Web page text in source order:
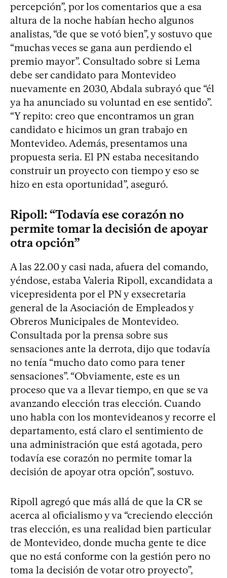
percepción”, por los comentarios que a esa
altura de la noche habían hecho algunos
analistas, “de que se votó bien”, y sostuvo que
“muchas veces se gana aun perdiendo el
premio mayor”. Consultado sobre si Lema
debe ser candidato para Montevideo
nuevamente en 2030, Abdala subrayó que “él
ya ha anunciado su voluntad en ese sentido”.
“Y repito: creo que encontramos un gran
candidato e hicimos un gran trabajo en
Montevideo. Además, presentamos una
propuesta seria. El PN estaba necesitando
construir un proyecto con tiempo y eso se
hizo en esta oportunidad”, aseguró.
Ripoll: “Todavía ese corazón no
permite tomar la decisión de apoyar
otra opción”
A las 22.00 y casi nada, afuera del comando,
yéndose, estaba Valeria Ripoll, excandidata a
vicepresidenta por el PN y exsecretaria
general de la Asociación de Empleados y
Obreros Municipales de Montevideo.
Consultada por la prensa sobre sus
sensaciones ante la derrota, dijo que todavía
no tenía “mucho dato como para tener
sensaciones”. “Obviamente, este es un
proceso que va a llevar tiempo, en que se va
avanzando elección tras elección. Cuando
uno habla con los montevideanos y recorre el
departamento, está claro el sentimiento de
una administración que está agotada, pero
todavía ese corazón no permite tomar la
decisión de apoyar otra opción”, sostuvo.
Ripoll agregó que más allá de que la CR se
acerca al oficialismo y va “creciendo elección
tras elección, es una realidad bien particular
de Montevideo, donde mucha gente te dice
que no está conforme con la gestión pero no
toma la decisión de votar otro proyecto”,